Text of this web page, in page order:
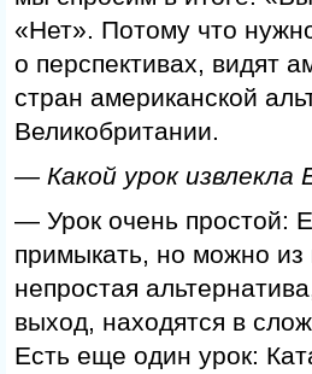
«Нет». Потому что
о перспективах, видят
стран американской
Великобритании.
— Какой урок извлекла
— Урок очень простой:
примыкать, но можно
непростая
выход, находятся в
Есть еще один урок: